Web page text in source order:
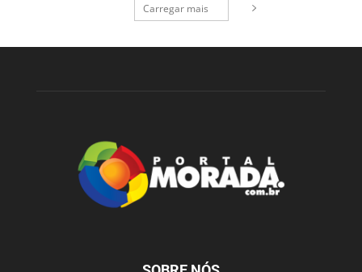
Carregar mais